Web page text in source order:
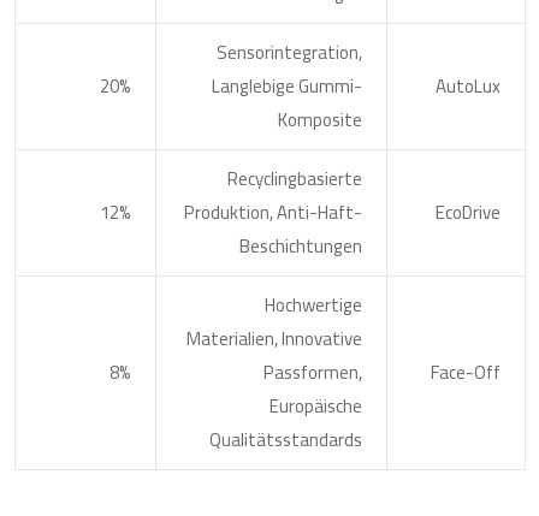
AutoLux
Sensorintegration,
Langlebige Gummi-
Komposite
20%
EcoDrive
Recyclingbasierte
Produktion, Anti-Haft-
Beschichtungen
12%
Face-Off
Hochwertige
Materialien, Innovative
Passformen,
Europäische
Qualitätsstandards
8%